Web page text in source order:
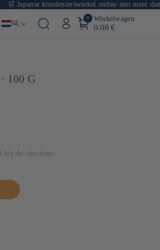
kruidenierswinkel online met meer dan 1000
NL
0 Winkelwagen
0.00 €
100 G
bij de checkout.